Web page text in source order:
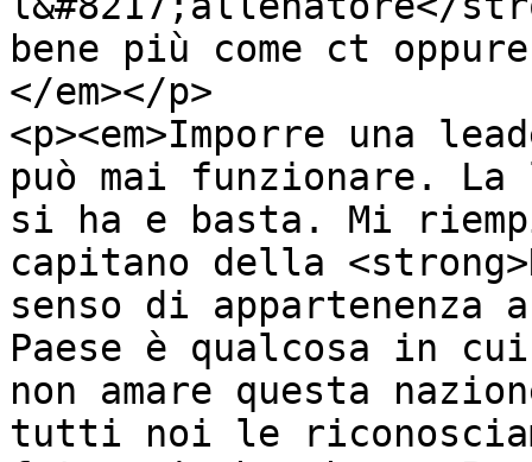
bene più come ct
</em></p>
<p><em>Imporre una
può mai funzionare.
si ha e basta. Mi
capitano della
senso di appartenenza
Paese è qualcosa in
non amare questa
tutti noi le